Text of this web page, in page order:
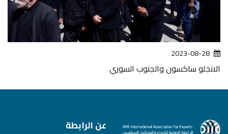
2023-08-28
الانجلو ساكسون والجنوب السوري
عن الرابطة